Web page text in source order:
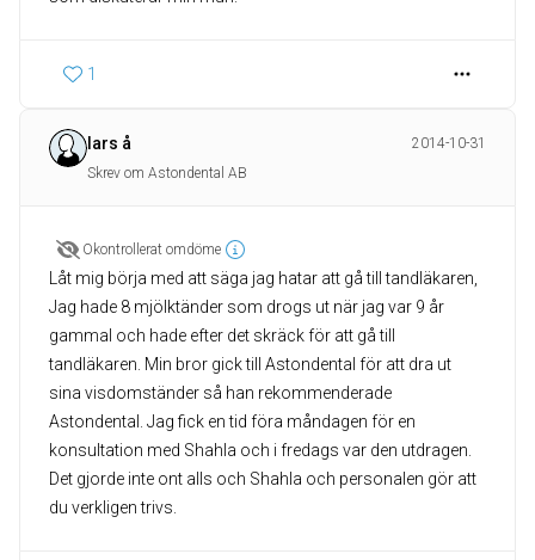
1
lars å
2014-10-31
Skrev om Astondental AB
Okontrollerat omdöme
Låt mig börja med att säga jag hatar att gå till tandläkaren,
Jag hade 8 mjölktänder som drogs ut när jag var 9 år
gammal och hade efter det skräck för att gå till
tandläkaren. Min bror gick till Astondental för att dra ut
sina visdomständer så han rekommenderade
Astondental. Jag fick en tid föra måndagen för en
konsultation med Shahla och i fredags var den utdragen.
Det gjorde inte ont alls och Shahla och personalen gör att
du verkligen trivs.